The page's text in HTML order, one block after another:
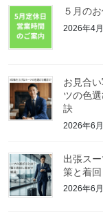
５月の
2026年4
お見合
ツの色
訣
2026年6
出張ス
策と着
2026年6